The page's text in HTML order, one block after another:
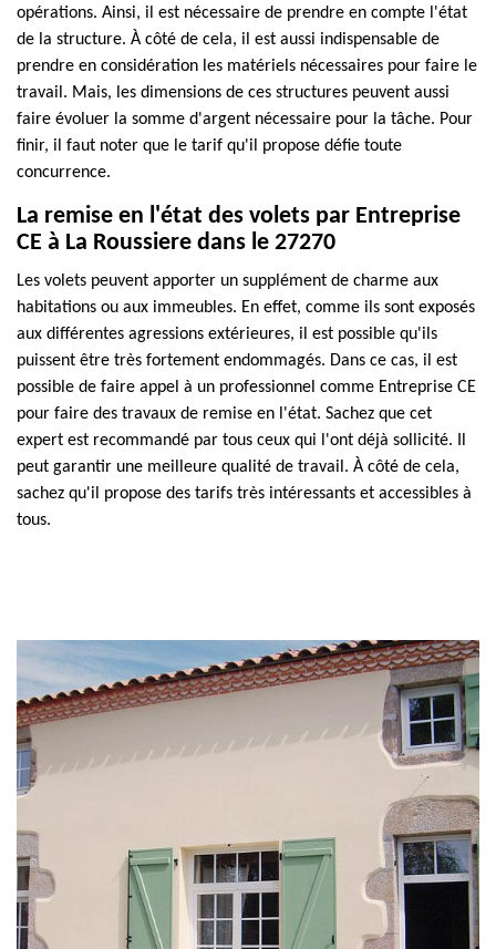
opérations. Ainsi, il est nécessaire de prendre en compte l'état
de la structure. À côté de cela, il est aussi indispensable de
prendre en considération les matériels nécessaires pour faire le
travail. Mais, les dimensions de ces structures peuvent aussi
faire évoluer la somme d'argent nécessaire pour la tâche. Pour
finir, il faut noter que le tarif qu'il propose défie toute
concurrence.
La remise en l'état des volets par Entreprise
CE à La Roussiere dans le 27270
Les volets peuvent apporter un supplément de charme aux
habitations ou aux immeubles. En effet, comme ils sont exposés
aux différentes agressions extérieures, il est possible qu'ils
puissent être très fortement endommagés. Dans ce cas, il est
possible de faire appel à un professionnel comme Entreprise CE
pour faire des travaux de remise en l'état. Sachez que cet
expert est recommandé par tous ceux qui l'ont déjà sollicité. Il
peut garantir une meilleure qualité de travail. À côté de cela,
sachez qu'il propose des tarifs très intéressants et accessibles à
tous.